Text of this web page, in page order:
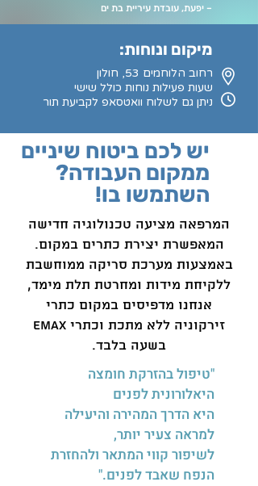
– יפעת, עובדת עיריית בת ים
מיקום ונוחות:
רחוב הלוחמים 53, חולון
שעות פעילות נוחות כולל שישי
ניתן גם לשלוח וואטסאפ לקביעת תור
יש לכם ביטוח שיניים
ממקום העבודה?
השתמשו בו!
המרפאה מציעה טכנולוגיה חדישה
המאפשרת יצירת כתרים במקום.
באמצעות מערכת סריקה ממוחשבת
ללקיחת מידות ומחרטת תלת מימד,
אנחנו מדפיסים במקום כתרי
זירקוניה ללא מתכת וכתרי eMax
בשעה בלבד.
"טיפול בהזרקת חומצה
היאלורונית לפנים
היא הדרך המהירה והיעילה
למראה צעיר יותר,
לשיפור קווי המתאר ולהחזרת
הנפח שאבד לפנים."